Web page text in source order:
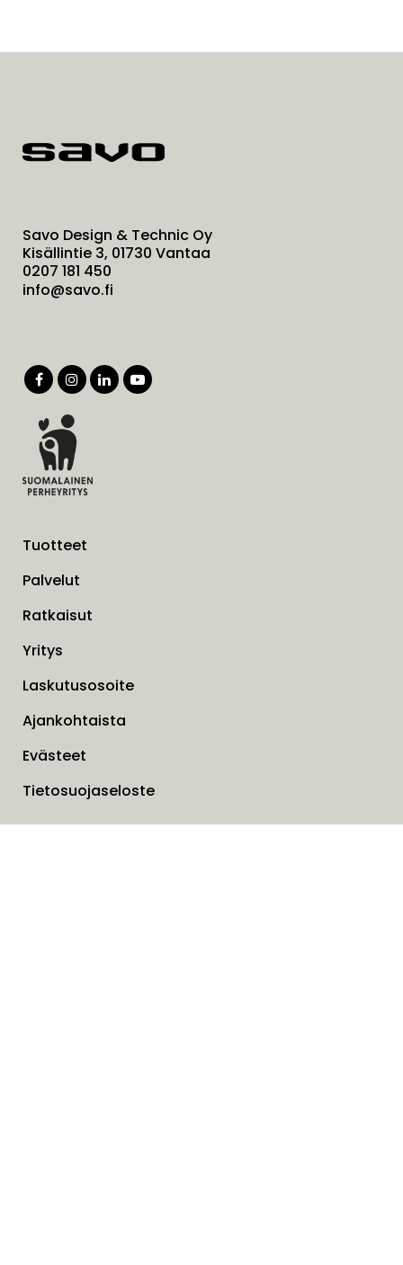
Savo Design & Technic Oy
Kisällintie 3, 01730 Vantaa
0207 181 450
info@savo.fi
Tuotteet
Palvelut
Ratkaisut
Yritys
Laskutusosoite
Ajankohtaista
Evästeet
Tietosuojaseloste